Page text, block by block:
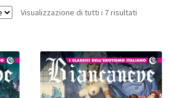
Visualizzazione di tutti i 7 risultati